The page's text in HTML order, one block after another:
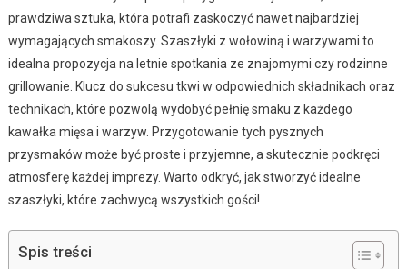
prawdziwa sztuka, która potrafi zaskoczyć nawet najbardziej
wymagających smakoszy. Szaszłyki z wołowiną i warzywami to
idealna propozycja na letnie spotkania ze znajomymi czy rodzinne
grillowanie. Klucz do sukcesu tkwi w odpowiednich składnikach oraz
technikach, które pozwolą wydobyć pełnię smaku z każdego
kawałka mięsa i warzyw. Przygotowanie tych pysznych
przysmaków może być proste i przyjemne, a skutecznie podkręci
atmosferę każdej imprezy. Warto odkryć, jak stworzyć idealne
szaszłyki, które zachwycą wszystkich gości!
Spis treści